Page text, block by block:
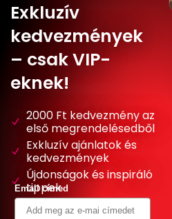
Exkluzív
kedvezmények
– csak VIP-
eknek!
2000 Ft kedvezmény az
első megrendelésedből
Exkluzív ajánlatok és
kedvezmények
Újdonságok és inspiráló
tippek
Email címed